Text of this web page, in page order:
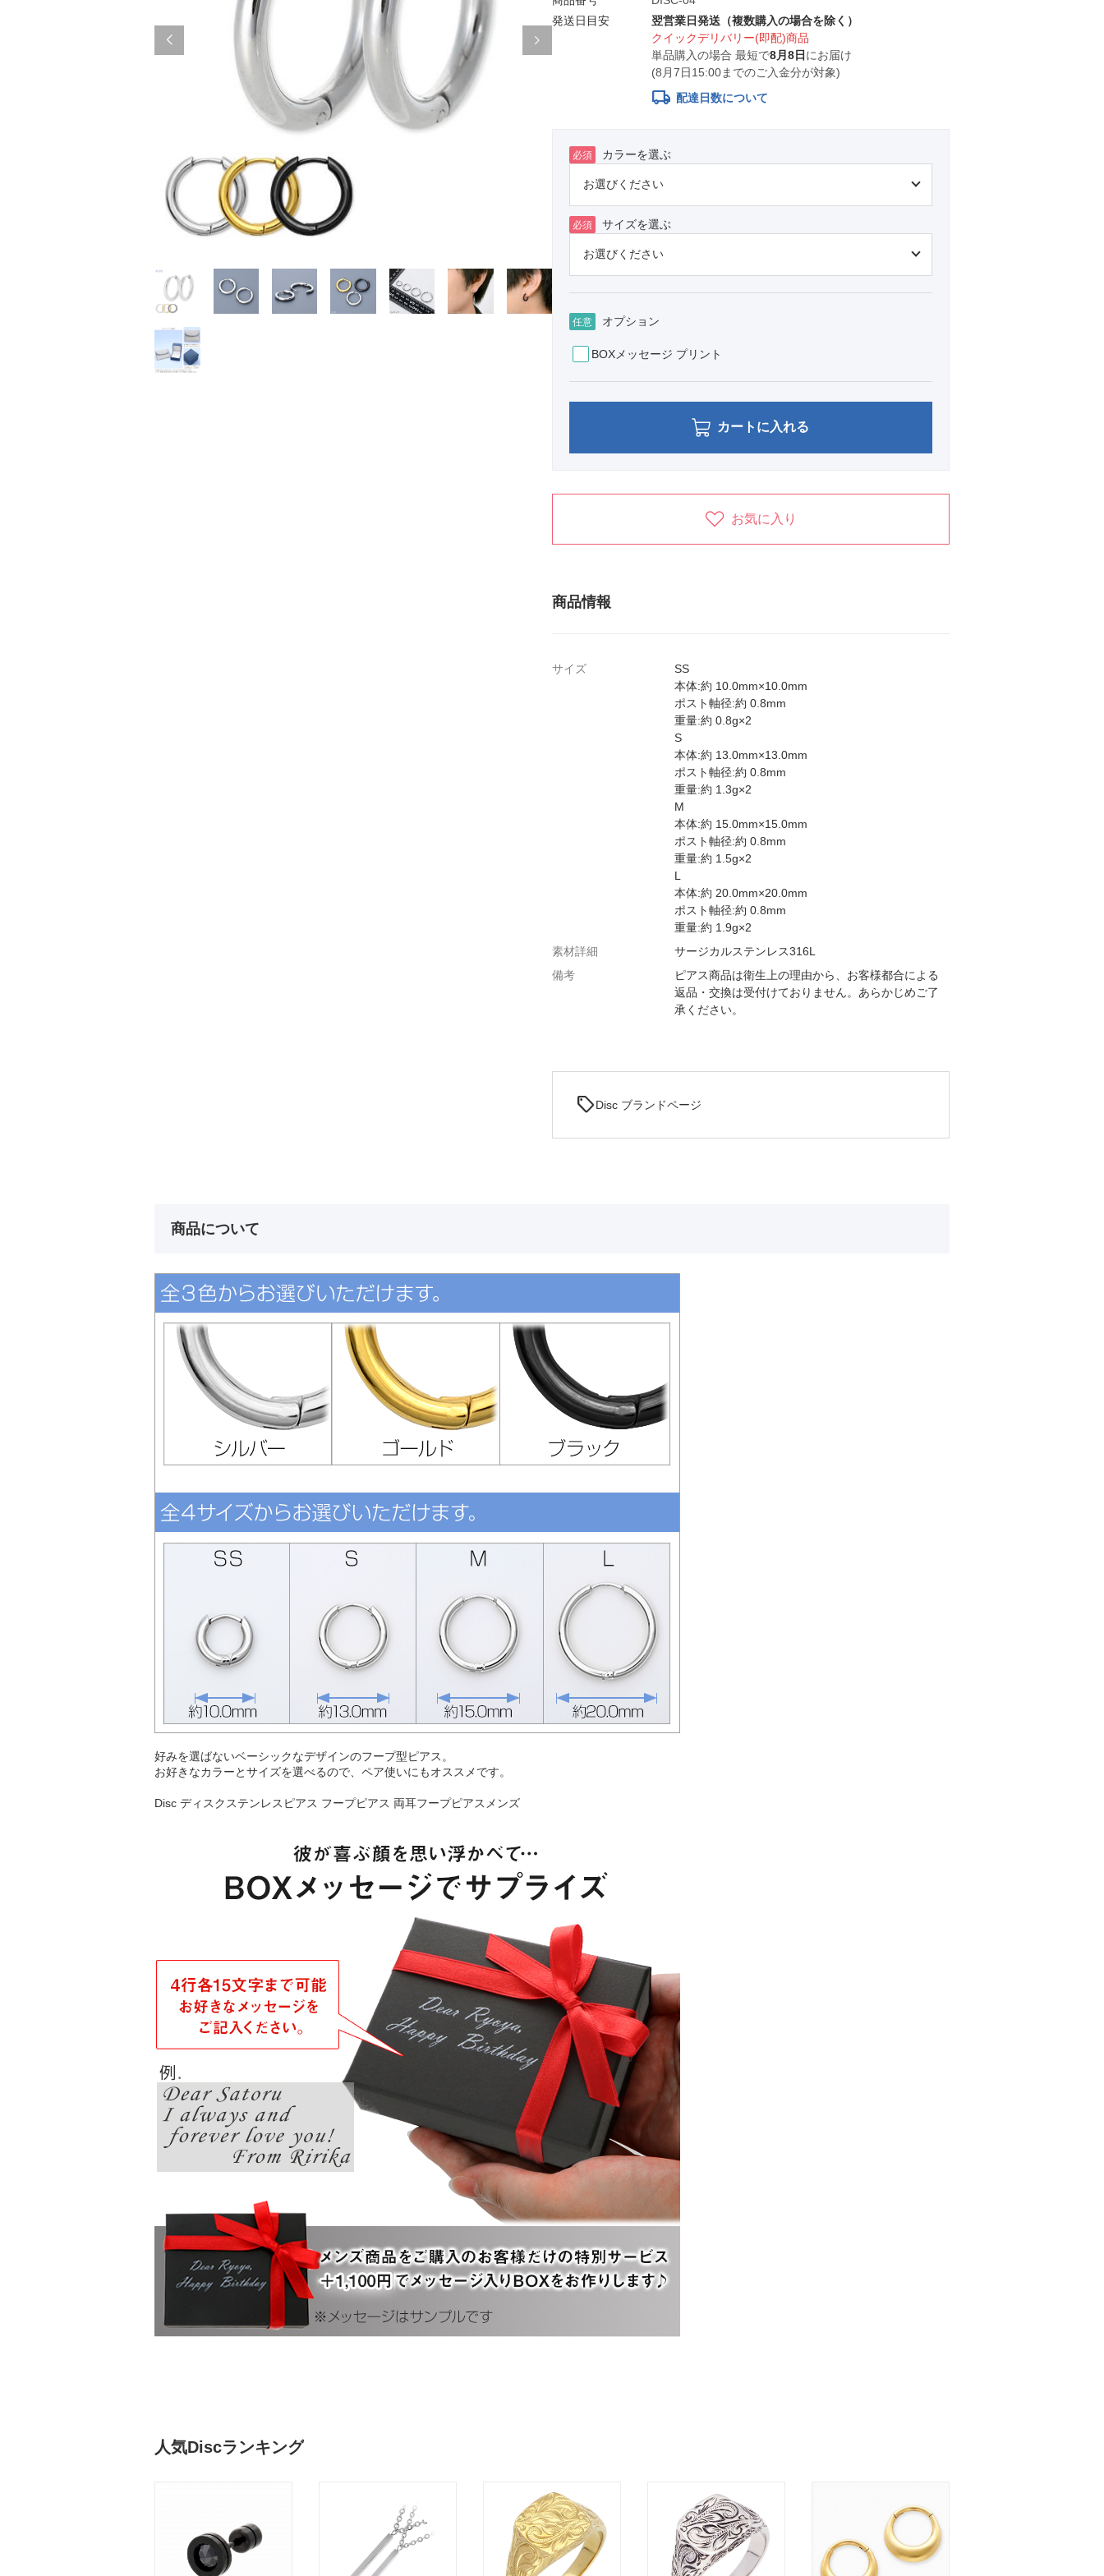
発送日目安
翌営業日発送（複数購入の場合を除く）
クイックデリバリー(即配)商品
単品購入の場合 最短で8月8日 にお届け
(8月7日15:00までのご入金分が対象)
local_shipping 配達日数について
必須 カラーを選ぶ
必須 サイズを選ぶ
任意 オプション
BOXメッセージ プリント
カートに入れる
お気に入り
商品情報
サイズ
SS
本体:約 10.0mm×10.0mm
ポスト軸径:約 0.8mm
重量:約 0.8g×2
S
本体:約 13.0mm×13.0mm
ポスト軸径:約 0.8mm
重量:約 1.3g×2
M
本体:約 15.0mm×15.0mm
ポスト軸径:約 0.8mm
重量:約 1.5g×2
L
本体:約 20.0mm×20.0mm
ポスト軸径:約 0.8mm
重量:約 1.9g×2
素材詳細
サージカルステンレス316L
備考
ピアス商品は衛生上の理由から、お客様都合による
返品・交換は受付けておりません。あらかじめご了
承ください。
sellDisc ブランドページ
商品について
好みを選ばないベーシックなデザインのフープ型ピアス。
お好きなカラーとサイズを選べるので、ペア使いにもオススメです。
Disc ディスクステンレスピアス フープピアス 両耳フープピアスメンズ
人気Discランキング